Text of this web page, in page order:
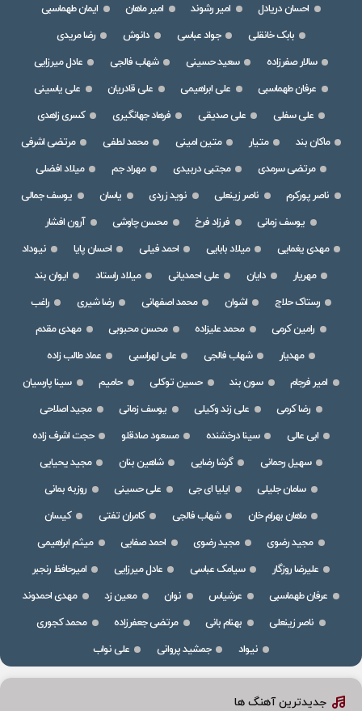
احسان دریادل امیر رشوند امیر ماهان
ایمان طهماسبی
بابک خانقلی
جواد عباسی دانوش
رضا مریدی
سالار صفرزاده
سعید حسینی شهاب فالجی
عادل میرزایی
عرفان طهماسبی
علی ابراهیمی علی قادریان
علی یاسینی
علی سفلی
علی صدیقی فرهاد جهانگیری
کسری زاهدی
ماکان بند
متیار متین امینی محمد لطفی
مرتضی اشرفی
مرتضی سرمدی
مجتبی دربیدی مهراد جم
میلاد افضلی
ناصر پورکرم
ناصر زینعلی نوید زردی یاسان
یوسف جمالی
یوسف زمانی
فرزاد فرخ محسن چاوشی
آرون افشار
مهدی یغمایی
میلاد بابایی احمد فیلی احسان پایا
نیوداد
مهریار
دایان علی احمدیانی میلاد راستاد
ایوان بند
رستاک حلاج
اشوان محمد اصفهانی رضا شیری
راغب
رامین کرمی
محمد علیزاده محسن محبوبی
مهدی مقدم
مهدیار
شهاب فالجی علی لهراسبی
عماد طالب زاده
امیر فرجام
سون بند حسین توکلی حامیم
سینا پارسیان
رضا کرمی
علی زند وکیلی یوسف زمانی
مجید اصلاحی
ابی عالی
سینا درخشنده مسعود صادقلو
حجت اشرف زاده
سهیل رحمانی
گرشا رضایی شاهین بنان
مجید یحیایی
سامان جلیلی
ایلیا ای جی علی حسینی
روزبه بمانی
ماهان بهرام خان
شهاب فالجی کامران تفتی
کیسان
مجید رضوی
مجید رضوی احمد صفایی
میثم ابراهیمی
علیرضا روزگار
سیامک عباسی عادل میرزایی
امیرحافظ رنجبر
عرفان طهماسبی
عرشیاس نوان معین زد
مهدی احمدوند
ناصر زینعلی
بهنام بانی مرتضی جعفرزاده
محمد کجوری
نیواد
جمشید پروانی علی نواب
جدیدترین آهنگ ها